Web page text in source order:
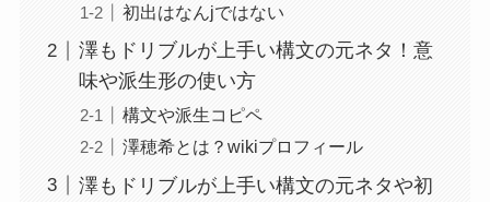
初出はなんjではない
澤もドリブルが上手い構文の元ネタ！意
味や派生形の使い方
構文や派生コピペ
澤穂希とは？wikiプロフィール
澤もドリブルが上手い構文の元ネタや初